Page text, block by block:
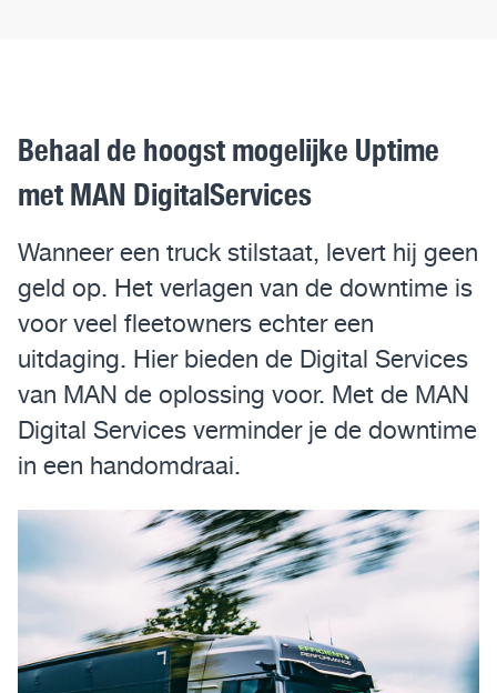
Behaal de hoogst mogelijke Uptime
met MAN DigitalServices
Wanneer een truck stilstaat, levert hij geen
geld op. Het verlagen van de downtime is
voor veel fleetowners echter een
uitdaging. Hier bieden de Digital Services
van MAN de oplossing voor. Met de MAN
Digital Services verminder je de downtime
in een handomdraai.